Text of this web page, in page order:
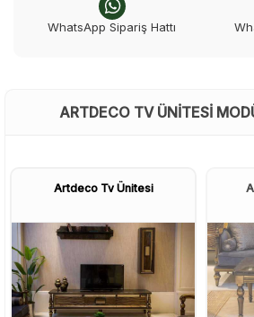
WhatsApp Sipariş Hattı
ARTDECO TV ÜNITESI
Artdeco Tv Ünitesi